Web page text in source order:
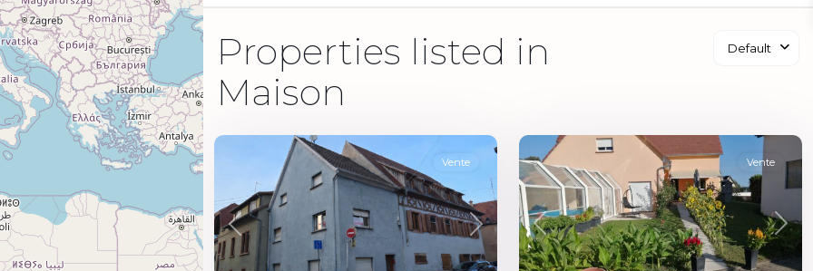
Default
Properties listed in
Maison
7
Previous Next
Vente
Previous Next
Vente